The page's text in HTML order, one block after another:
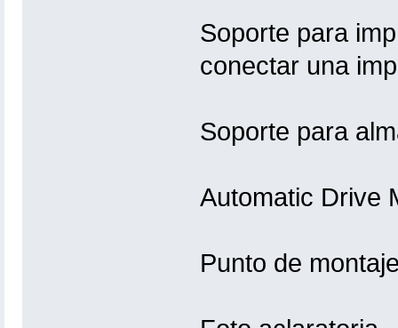
Soporte para
conectar una
Soporte para
Automatic Drive
Punto de